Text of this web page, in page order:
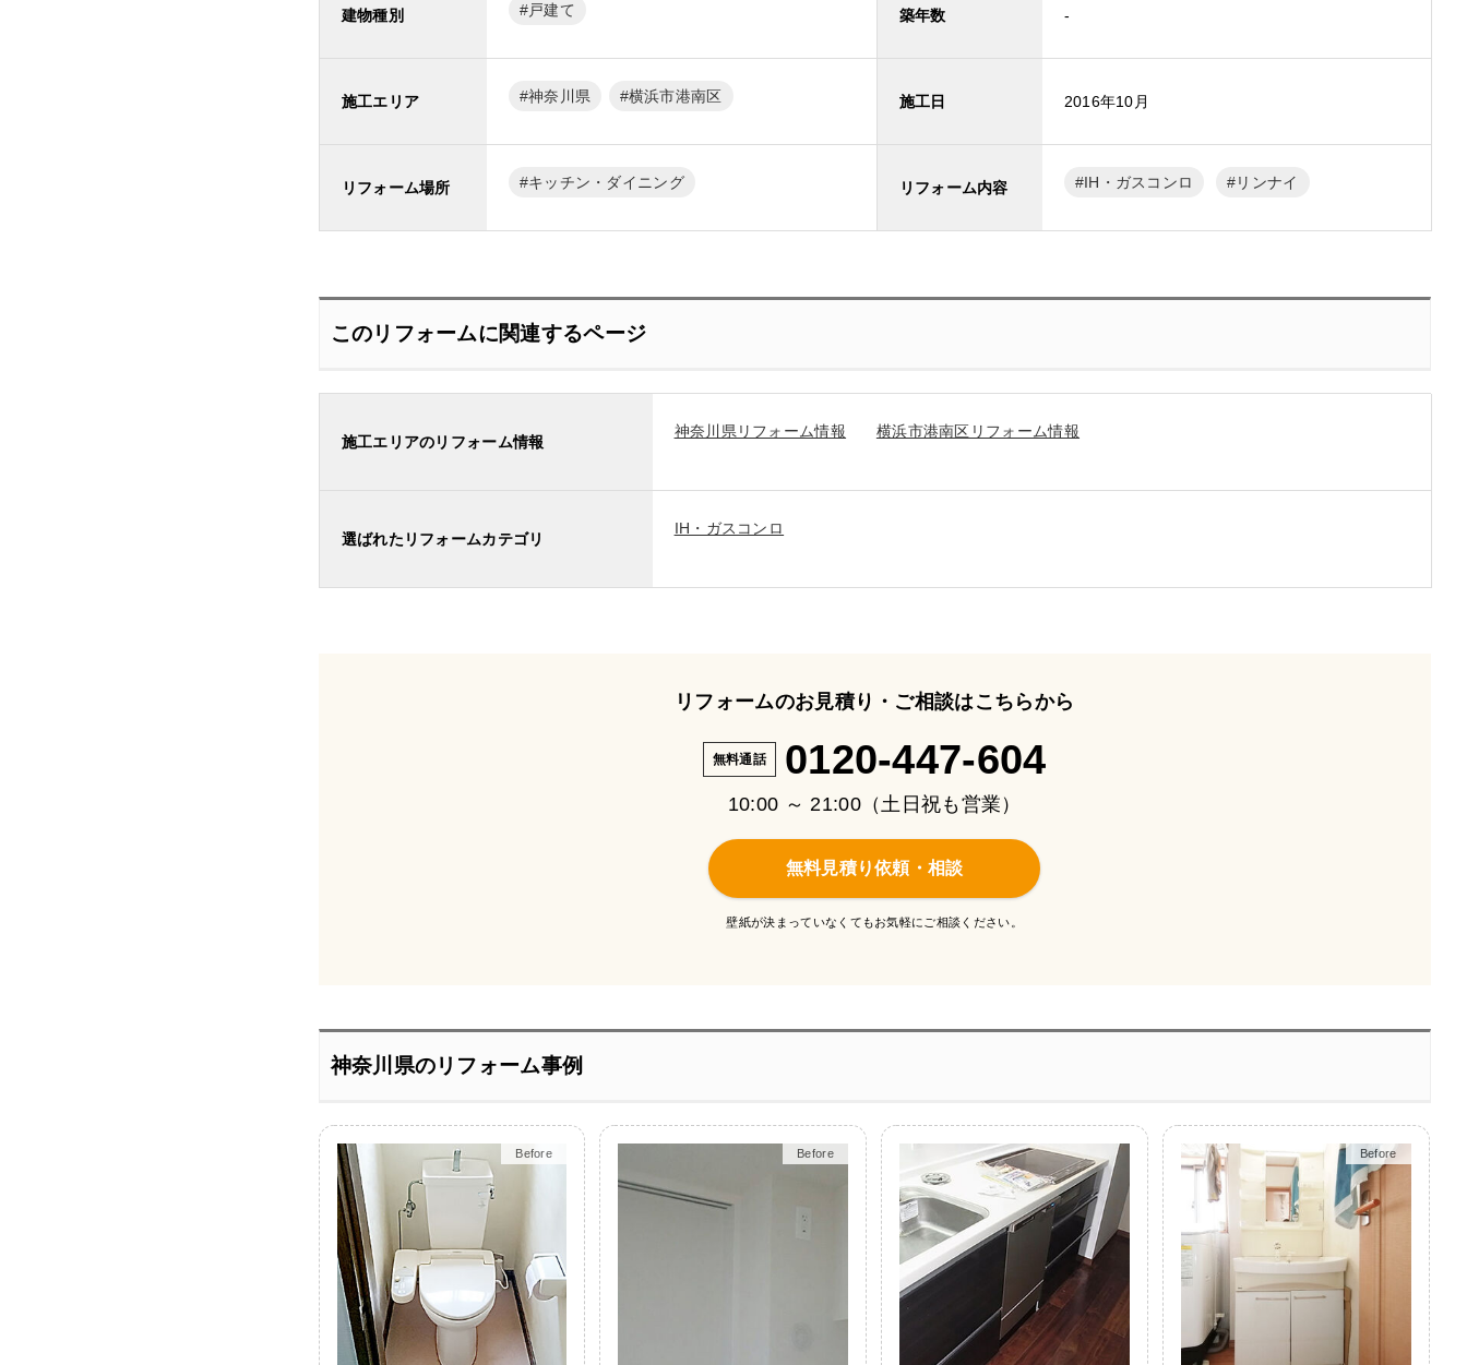
建物種別 戸建て 築年数 -
施工エリア 神奈川県 横浜市港南区 施工日 2016年10月
リフォーム場所 キッチン・ダイニング リフォーム内容 IH・ガスコンロ リンナイ
このリフォームに関連するページ
施工エリアのリフォーム情報
神奈川県リフォーム情報 横浜市港南区リフォーム情報
選ばれたリフォームカテゴリ
IH・ガスコンロ
リフォームのお見積り・ご相談はこちらから
無料通話 0120-447-604
10:00 ～ 21:00（土日祝も営業）
無料見積り依頼・相談
壁紙が決まっていなくてもお気軽にご相談ください。
神奈川県のリフォーム事例
Before
After Before
After Before
After